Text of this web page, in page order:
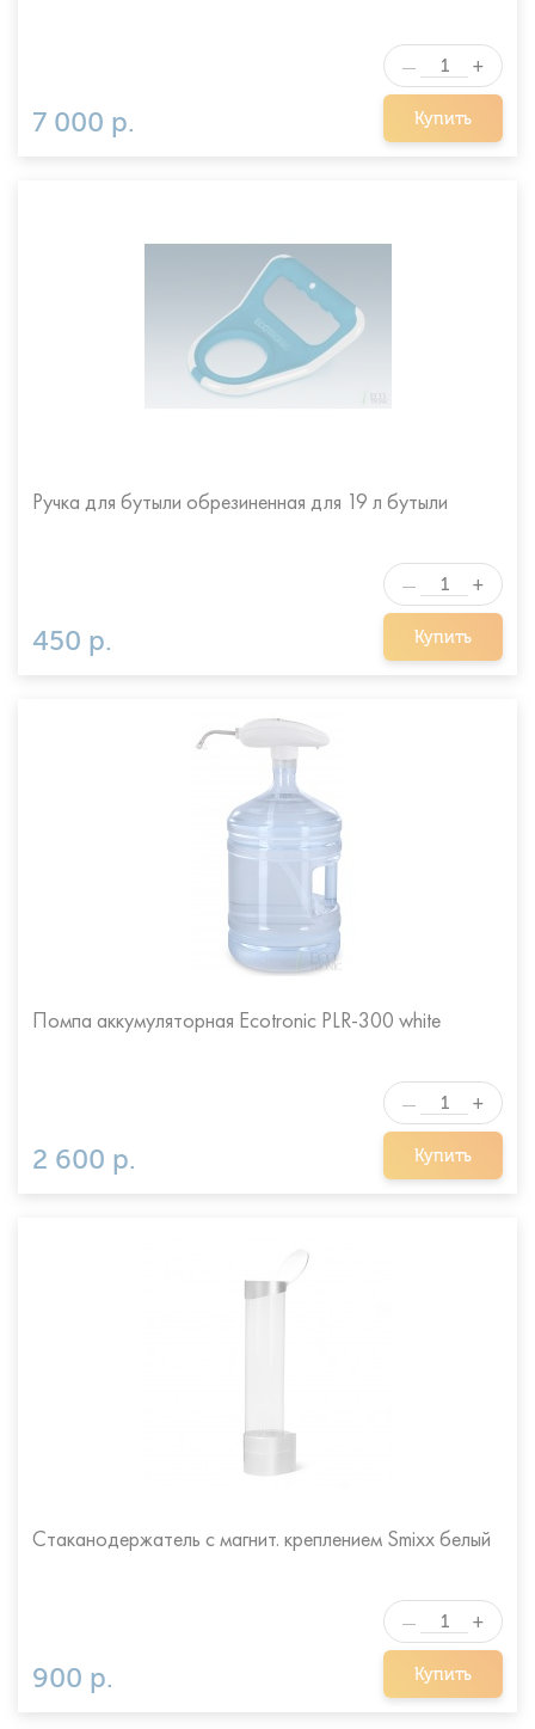
7 000 р. Купить
— +
Ручка для бутыли обрезиненная для 19 л бутыли
450 р. Купить
— +
Помпа аккумуляторная Ecotronic PLR-300 white
2 600 р. Купить
— +
Стаканодержатель с магнит. креплением Smixx белый
900 р. Купить
— +